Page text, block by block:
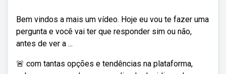
Bem vindos a mais um vídeo. Hoje eu vou te fazer uma
pergunta e você vai ter que responder sim ou não,
antes de ver a ...
🚨 com tantas opções e tendências na plataforma,